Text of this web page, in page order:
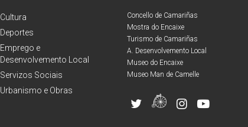
Cultura
Deportes
Emprego e
Desenvolvemento Local
Servizos Sociais
Urbanismo e Obras
Concello de Camariñas
Mostra do Encaixe
Turismo de Camariñas
A. Desenvolvemento Local
Museo do Encaixe
Museo Man de Camelle